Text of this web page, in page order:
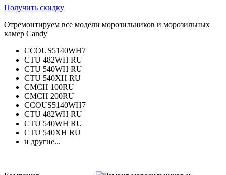
Получить скидку
Отремонтируем все модели морозильников и морозильных
камер Candy
CCOUS5140WH7
CTU 482WH RU
CTU 540WH RU
CTU 540XH RU
CMCH 100RU
CMCH 200RU
CCOUS5140WH7
CTU 482WH RU
CTU 540WH RU
CTU 540XH RU
и другие...